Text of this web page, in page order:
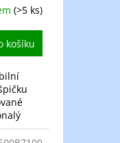
(>5 ks)
košíku